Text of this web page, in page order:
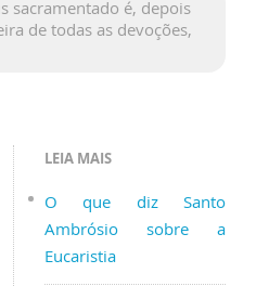
sacramentado é, depois
de todas as devoções,
LEIA MAIS
O que diz Santo
Ambrósio sobre a
Eucaristia